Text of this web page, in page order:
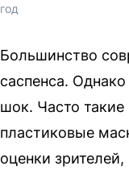
год
Большинство
саспенса.
шок. Часто
пластиковые
оценки